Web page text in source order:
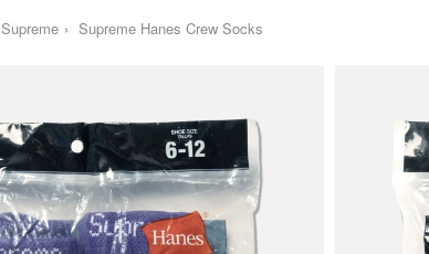
Supreme Supreme Hanes Crew Socks